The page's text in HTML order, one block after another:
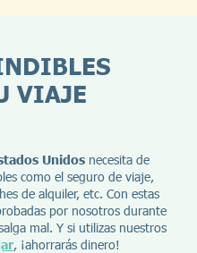
VIAJE
Unidos necesita de
como el seguro de viaje,
de alquiler, etc. Con estas
por nosotros durante
mal. Y si utilizas nuestros
, ¡ahorrarás dinero!